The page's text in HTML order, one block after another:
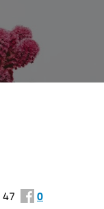
47 0